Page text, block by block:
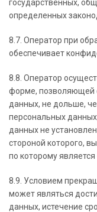
государственных,
определенных
8.7. Оператор при
обеспечивает
8.8. Оператор
форме, позволяющей
данных, не дольше,
персональных
данных не
стороной которого,
по которому
8.9. Условием
может являться
данных, истечение